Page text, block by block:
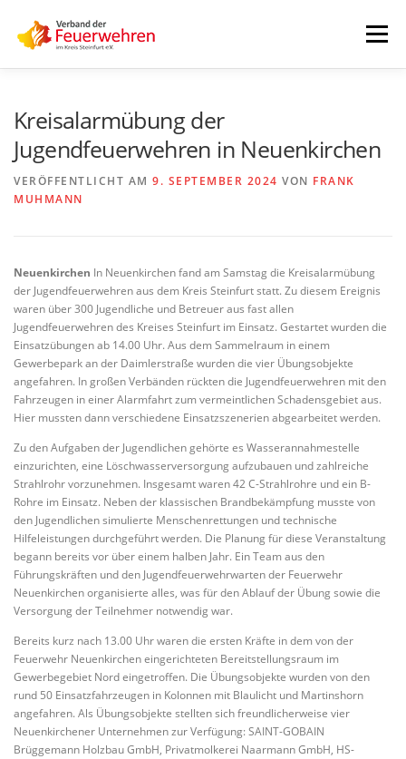
springen
Menü
Kreisalarmübung der
Jugendfeuerwehren in Neuenkirchen
VERÖFFENTLICHT AM 9. SEPTEMBER 2024 VON FRANK
MUHMANN
Neuenkirchen In Neuenkirchen fand am Samstag die Kreisalarmübung
der Jugendfeuerwehren aus dem Kreis Steinfurt statt. Zu diesem Ereignis
waren über 300 Jugendliche und Betreuer aus fast allen
Jugendfeuerwehren des Kreises Steinfurt im Einsatz. Gestartet wurden die
Einsatzübungen ab 14.00 Uhr. Aus dem Sammelraum in einem
Gewerbepark an der Daimlerstraße wurden die vier Übungsobjekte
angefahren. In großen Verbänden rückten die Jugendfeuerwehren mit den
Fahrzeugen in einer Alarmfahrt zum vermeintlichen Schadensgebiet aus.
Hier mussten dann verschiedene Einsatzszenerien abgearbeitet werden.
Zu den Aufgaben der Jugendlichen gehörte es Wasserannahmestelle
einzurichten, eine Löschwasserversorgung aufzubauen und zahlreiche
Strahlrohr vorzunehmen. Insgesamt waren 42 C-Strahlrohre und ein B-
Rohre im Einsatz. Neben der klassischen Brandbekämpfung musste von
den Jugendlichen simulierte Menschenrettungen und technische
Hilfeleistungen durchgeführt werden. Die Planung für diese Veranstaltung
begann bereits vor über einem halben Jahr. Ein Team aus den
Führungskräften und den Jugendfeuerwehrwarten der Feuerwehr
Neuenkirchen organisierte alles, was für den Ablauf der Übung sowie die
Versorgung der Teilnehmer notwendig war.
Bereits kurz nach 13.00 Uhr waren die ersten Kräfte in dem von der
Feuerwehr Neuenkirchen eingerichteten Bereitstellungsraum im
Gewerbegebiet Nord eingetroffen. Die Übungsobjekte wurden von den
rund 50 Einsatzfahrzeugen in Kolonnen mit Blaulicht und Martinshorn
angefahren. Als Übungsobjekte stellten sich freundlicherweise vier
Neuenkirchener Unternehmen zur Verfügung: SAINT-GOBAIN
Brüggemann Holzbau GmbH, Privatmolkerei Naarmann GmbH, HS-